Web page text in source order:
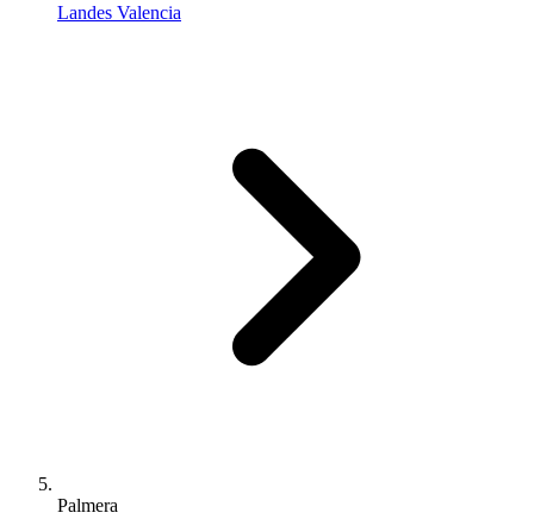
Landes Valencia
Palmera